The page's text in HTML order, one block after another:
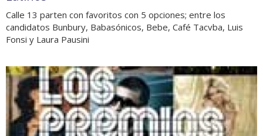
Calle 13 parten con favoritos con 5 opciones; entre los
candidatos Bunbury, Babasónicos, Bebe, Café Tacvba, Luis
Fonsi y Laura Pausini